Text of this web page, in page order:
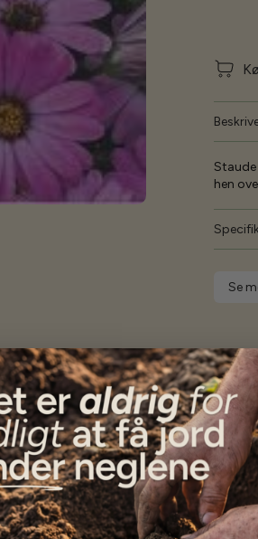
hen
Se
Vores kunder